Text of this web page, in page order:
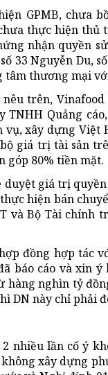
GPMB, chưa
thực hiện thủ
nhận quyền
33 Nguyễn Du,
thương mại
nêu trên,
Quảng
xây dựng Việt
giá trị tài sản
góp 80% tiền mặt.
duyệt giá trị
hiện bán
và Bộ Tài chính
đồng hợp tác
báo cáo và xin
nghìn tỷ
DN này chỉ phải
2 nhiều lần cố ý
xây dựng